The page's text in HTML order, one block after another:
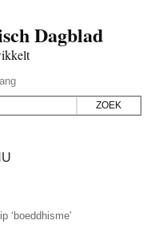
Dagblad
‘boeddhisme’